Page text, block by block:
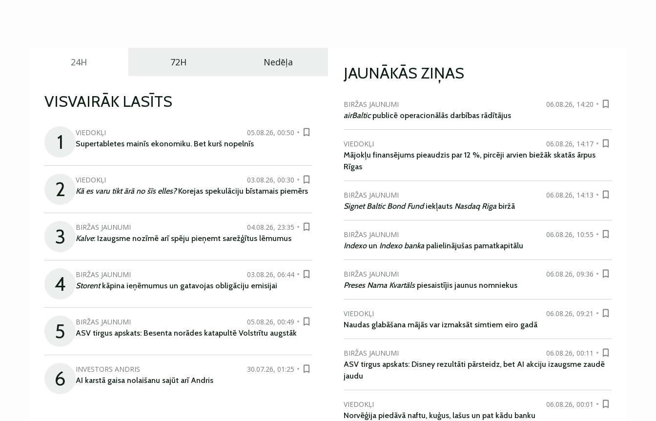
24H 72H Nedēļa
VISVAIRĀK LASĪTS
1 VIEDOKĻI
05.08.26, 00:50
Supertabletes mainīs ekonomiku. Bet kurš nopelnīs
2 VIEDOKĻI
03.08.26, 00:30
Kā es varu tikt ārā no šīs elles?Korejas spekulāciju bīstamais piemērs
3 BIRŽAS JAUNUMI
04.08.26, 23:35
Kalve: Izaugsme nozīmē arī spēju pieņemt sarežģītus lēmumus
4 BIRŽAS JAUNUMI
03.08.26, 06:44
Storentkāpina ieņēmumus un gatavojas obligāciju emisijai
5 BIRŽAS JAUNUMI
05.08.26, 00:49
ASV tirgus apskats: Besenta norādes katapultē Volstrītu augstāk
6 INVESTORS ANDRIS
30.07.26, 01:25
AI karstā gaisa nolaišanu sajūt arī Andris
JAUNĀKĀS ZIŅAS
BIRŽAS JAUNUMI
06.08.26, 14:20
airBalticpublicē operacionālās darbības rādītājus
VIEDOKĻI
06.08.26, 14:17
Mājokļu finansējums pieaudzis par 12 %, pircēji arvien biežāk skatās ārpus
Rīgas
BIRŽAS JAUNUMI
06.08.26, 14:13
Signet Baltic Bond Fundiekļauts Nasdaq Riga biržā
BIRŽAS JAUNUMI
06.08.26, 10:55
Indexoun Indexo banka palielinājušas pamatkapitālu
BIRŽAS JAUNUMI
06.08.26, 09:36
Preses Nama Kvartāls piesaistījis jaunus nomniekus
VIEDOKĻI
06.08.26, 09:21
Naudas glabāšana mājās var izmaksāt simtiem eiro gadā
BIRŽAS JAUNUMI
06.08.26, 00:11
ASV tirgus apskats: Disney rezultāti pārsteidz, bet AI akciju izaugsme zaudē
jaudu
VIEDOKĻI
06.08.26, 00:01
Norvēģija piedāvā naftu, kuģus, lašus un pat kādu banku